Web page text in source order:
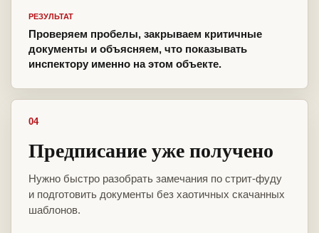
РЕЗУЛЬТАТ
Проверяем пробелы, закрываем критичные
документы и объясняем, что показывать
инспектору именно на этом объекте.
04
Предписание уже получено
Нужно быстро разобрать замечания по стрит-фуду
и подготовить документы без хаотичных скачанных
шаблонов.